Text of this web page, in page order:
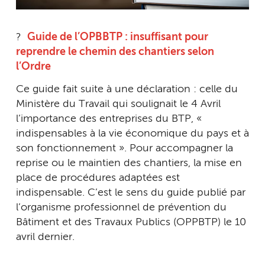
? Guide de l’OPBBTP : insuffisant pour
reprendre le chemin des chantiers selon
l’Ordre
Ce guide fait suite à une déclaration : celle du
Ministère du Travail qui soulignait le 4 Avril
l’importance des entreprises du BTP, «
indispensables à la vie économique du pays et à
son fonctionnement ». Pour accompagner la
reprise ou le maintien des chantiers, la mise en
place de procédures adaptées est
indispensable. C’est le sens du guide publié par
l’organisme professionnel de prévention du
Bâtiment et des Travaux Publics (OPPBTP) le 10
avril dernier.